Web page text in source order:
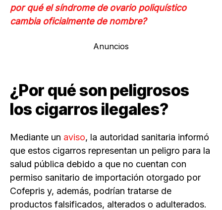
por qué el síndrome de ovario poliquístico
cambia oficialmente de nombre?
Anuncios
¿Por qué son peligrosos
los cigarros ilegales?
Mediante un aviso, la autoridad sanitaria informó
que estos cigarros representan un peligro para la
salud pública debido a que no cuentan con
permiso sanitario de importación otorgado por
Cofepris y, además, podrían tratarse de
productos falsificados, alterados o adulterados.